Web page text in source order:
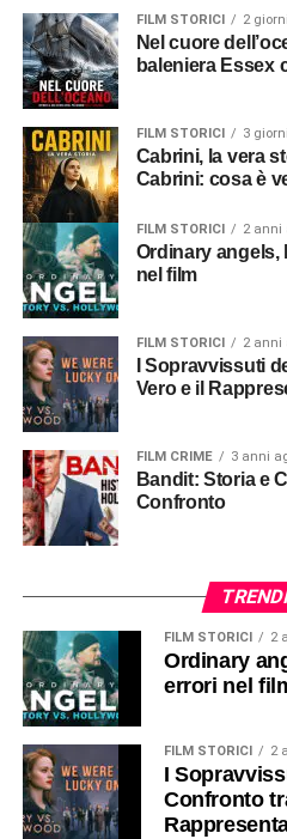
FILM STORICI 2
Nel cuore dell’oceano: la vera storia della
baleniera Essex
FILM STORICI 3
Cabrini, la vera storia di Santa Francesca
Cabrini: cosa è
FILM STORICI 2 anni
Ordinary angels, la storia vera e gli errori
nel film
FILM STORICI 2 anni
Vero e il
FILM CRIME 3 anni
Bandit: Storia e Cinematografia a
Confronto
FILM STORICI 2
Ordinary
errori nel
FILM STORICI 2
I
Confronto